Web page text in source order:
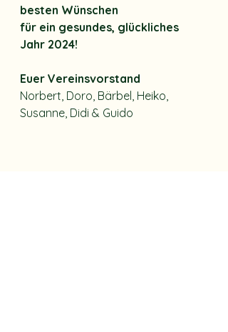
besten Wünschen
für ein gesundes, glückliches
Jahr 2024!
Euer Vereinsvorstand
Norbert, Doro, Bärbel, Heiko,
Susanne, Didi & Guido